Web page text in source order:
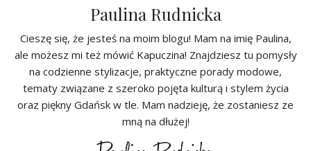
Paulina Rudnicka
Cieszę się, że jesteś na moim blogu! Mam na imię Paulina,
ale możesz mi też mówić Kapuczina! Znajdziesz tu pomysły
na codzienne stylizacje, praktyczne porady modowe,
tematy związane z szeroko pojęta kulturą i stylem życia
oraz piękny Gdańsk w tle. Mam nadzieję, że zostaniesz ze
mną na dłużej!